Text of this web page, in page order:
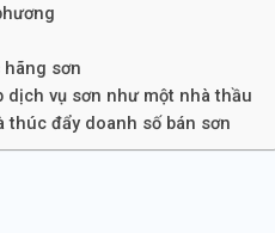
sơn
dịch vụ sơn như một nhà thầu
thúc đẩy doanh số bán sơn